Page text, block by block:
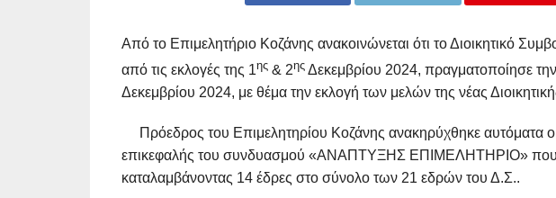
Από το Επιμελητήριο Κοζάνης ανακοινώνεται ότι το Διοικητικό
από τις εκλογές της 1ης& 2ηςΔεκεμβρίου 2024, πραγματοποίησε
Δεκεμβρίου 2024, με θέμα την εκλογή των μελών της νέας
Πρόεδρος του Επιμελητηρίου Κοζάνης ανακηρύχθηκε αυτόματα
επικεφαλής του συνδυασμού «ΑΝΑΠΤΥΞΗΣ ΕΠΙΜΕΛΗΤΗΡΙΟ» που
καταλαμβάνοντας 14 έδρες στο σύνολο των 21 εδρών του Δ.Σ..